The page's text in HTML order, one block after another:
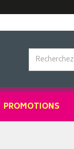
PROMOTIONS